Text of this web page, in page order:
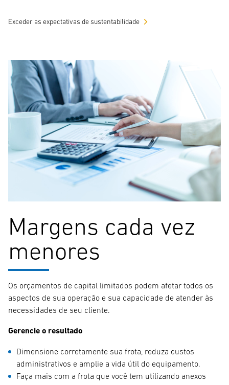
Exceder as expectativas de sustentabilidade
Margens cada vez
menores
Os orçamentos de capital limitados podem afetar todos os
aspectos de sua operação e sua capacidade de atender às
necessidades de seu cliente.
Gerencie o resultado
Dimensione corretamente sua frota, reduza custos
administrativos e amplie a vida útil do equipamento.
Faça mais com a frota que você tem utilizando anexos